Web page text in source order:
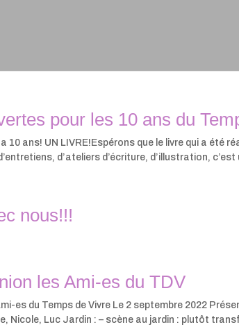
pour les 10 ans du
10 ans! UN LIVRE!Espérons que le livre qui a été
d’ateliers d’écriture, d’illustration, c’est
nous!!!
les Ami-es du TDV
es du Temps de Vivre Le 2 septembre 2022
Nicole, Luc Jardin : – scène au jardin : plutôt